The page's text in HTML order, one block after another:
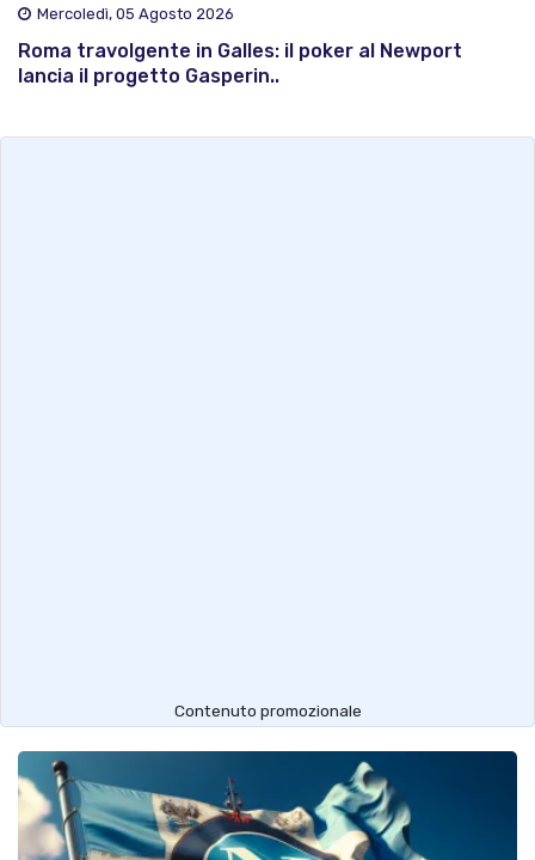
Mercoledì, 05 Agosto 2026
Roma travolgente in Galles: il poker al Newport
lancia il progetto Gasperin..
Contenuto promozionale